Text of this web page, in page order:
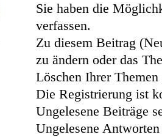
Sie haben die
verfassen.
Zu diesem Beitrag
zu ändern oder das
Löschen Ihrer
Die Registrierung ist
Ungelesene Beiträge
Ungelesene